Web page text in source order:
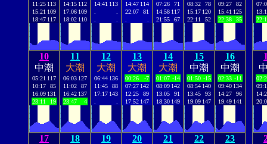
11:25 113
15:21 109
18:47 117
14:15 112
17:06 109
18:02 110
14:41 113
14:47 114
22:07
81
07:26
71
14:58 117
21:55
67
08:32
78
15:17 120
22:11
52
09:27
82
15:41 125
22:38
35
10
中潮
05:21 117
10:17
85
16:09 131
23:11
19
11
大潮
06:03 127
11:02
87
16:42 137
23:47
4
12
大潮
06:44 136
11:45
88
17:17 143
13
大潮
00:26
-7
07:27 142
12:25
89
17:52 147
14
大潮
01:07 -14
08:09 142
13:05
91
18:30 149
15
中潮
01:50 -15
08:54 140
13:45
93
19:09 147
16
中潮
02:33 -11
09:40 134
14:27
96
19:49 141
17
18
19
20
21
22
23